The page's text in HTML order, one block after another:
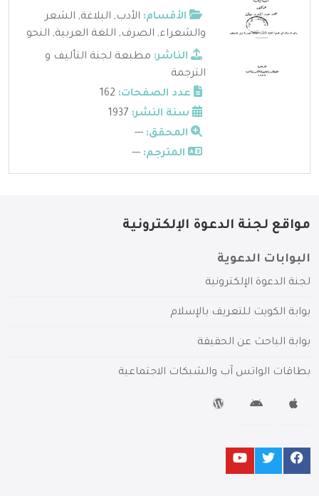
الأقسام: الأدب, البلاغة, الشعر
والشعراء, الصرف, اللغة العربية, النحو
الناشر: مطبعة لجنة التأليف و
الترجمة
عدد الصفحات:
سنة النشر:
المحقق: ---
المترجم: ---
مواقع لجنة الدعوة الإلكترونية
البوابات الدعوية
لجنة الدعوة الإلكترونية
بوابة الكويت للتعريف بالإسلام
بوابة الباحث عن الحقيقة
بطاقات الواتس آب والشبكات الاجتماعية